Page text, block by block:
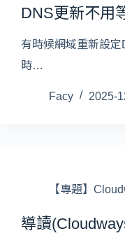
DNS更新不用
有時候網域重新設
時…
Facy 2025-
【專題】
導讀